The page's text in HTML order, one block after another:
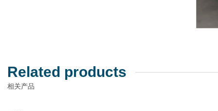
Related products
相关产品